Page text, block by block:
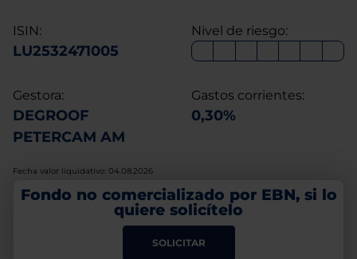
ISIN:
LU2532471005
Nivel de riesgo:
Gestora:
DEGROOF
PETERCAM AM
Gastos corrientes:
0,30%
Fecha valor liquidativo: 04.08.2026
Fondo no comercializado por EBN, si lo
quiere solicítelo
SOLICITAR